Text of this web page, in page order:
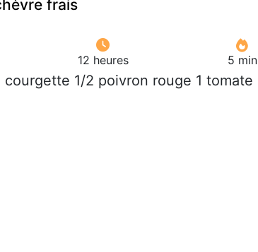
frais
12 heures 5 min
courgette 1/2 poivron rouge 1 tomate